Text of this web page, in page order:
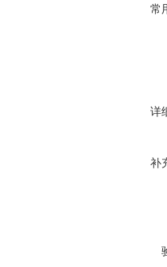
常
详
补